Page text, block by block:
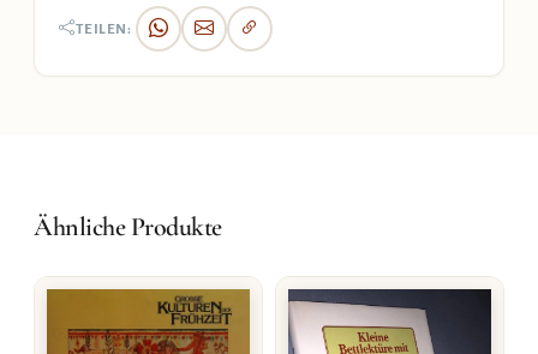
TEILEN:
Ähnliche Produkte